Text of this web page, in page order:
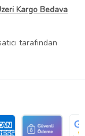
Kargo Bedava
tarafından